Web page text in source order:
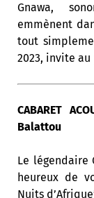
Gnawa,
emmènent
tout
2023, invite
CABARET
Balattou
Le légendaire
heureux de
Nuits